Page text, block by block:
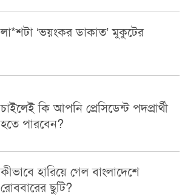
লা*শটা ‘ভয়ংকর ডাকাত’ মুকুটের
চাইলেই কি আপনি প্রেসিডেন্ট পদপ্রার্থী
হতে পারবেন?
কীভাবে হারিয়ে গেল বাংলাদেশে
রোববারের ছুটি?